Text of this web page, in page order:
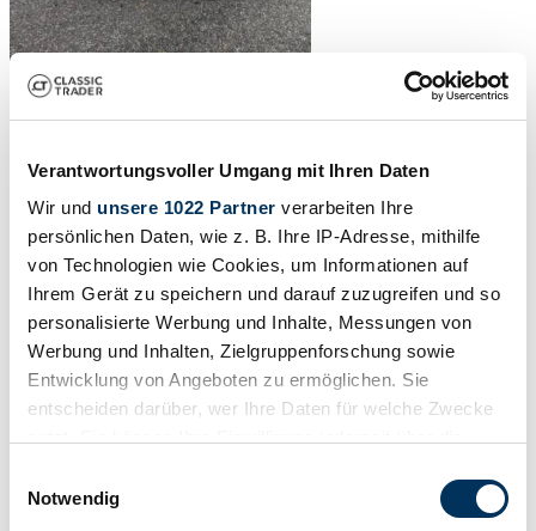
Verantwortungsvoller Umgang mit Ihren Daten
Wir und unsere 1022 Partner verarbeiten Ihre
persönlichen Daten, wie z. B. Ihre IP-Adresse, mithilfe
von Technologien wie Cookies, um Informationen auf
Ihrem Gerät zu speichern und darauf zuzugreifen und so
personalisierte Werbung und Inhalte, Messungen von
Werbung und Inhalten, Zielgruppenforschung sowie
Entwicklung von Angeboten zu ermöglichen. Sie
entscheiden darüber, wer Ihre Daten für welche Zwecke
Trigger Symbol ändern oder widerrufen
Notwendig
Werkscabrio aus Erstbesitz
€ 24.500